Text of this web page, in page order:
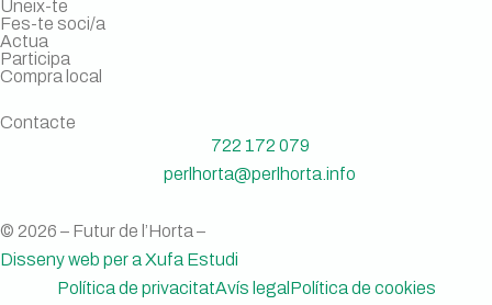
Uneix-te
Fes-te soci/a
Actua
Participa
Compra local
Contacte
722 172 079
perlhorta@perlhorta.info
© 2026 – Futur de l’Horta –
Disseny web per a Xufa Estudi
Política de privacitatAvís legal Política de cookies